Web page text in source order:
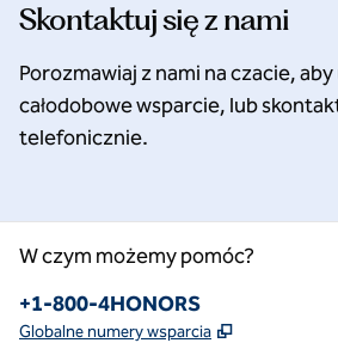
Skontaktuj się z nami
Porozmawiaj z nami na czacie,
całodobowe wsparcie, lub
telefonicznie.
W czym możemy pomóc?
Telefon:
+1-800-4HONORS
Globalne numery wsparcia ,